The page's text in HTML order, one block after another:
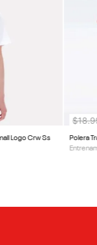
Logo Crw Ss
Polera
$18.